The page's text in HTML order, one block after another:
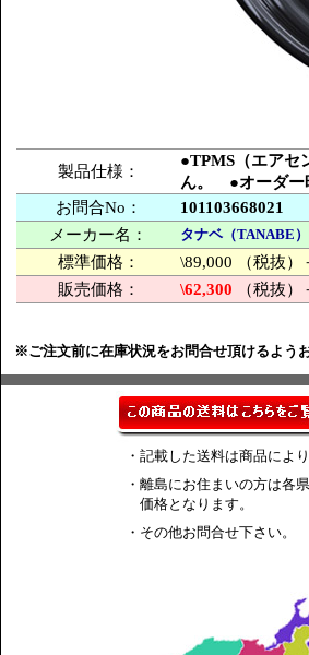
製品仕様：
●TPMS（エアセ
ん。 ●オーダー
お問合No：
101103668021
メーカー名：
タナベ（TANABE）
標準価格：
\89,000 （税抜）
販売価格：
\62,300 （税抜）
※ご注文前に在庫状況をお問合せ頂けるよう
・記載した送料は商品によ
・離島にお住まいの方は各
価格となります。
・その他お問合せ下さい。